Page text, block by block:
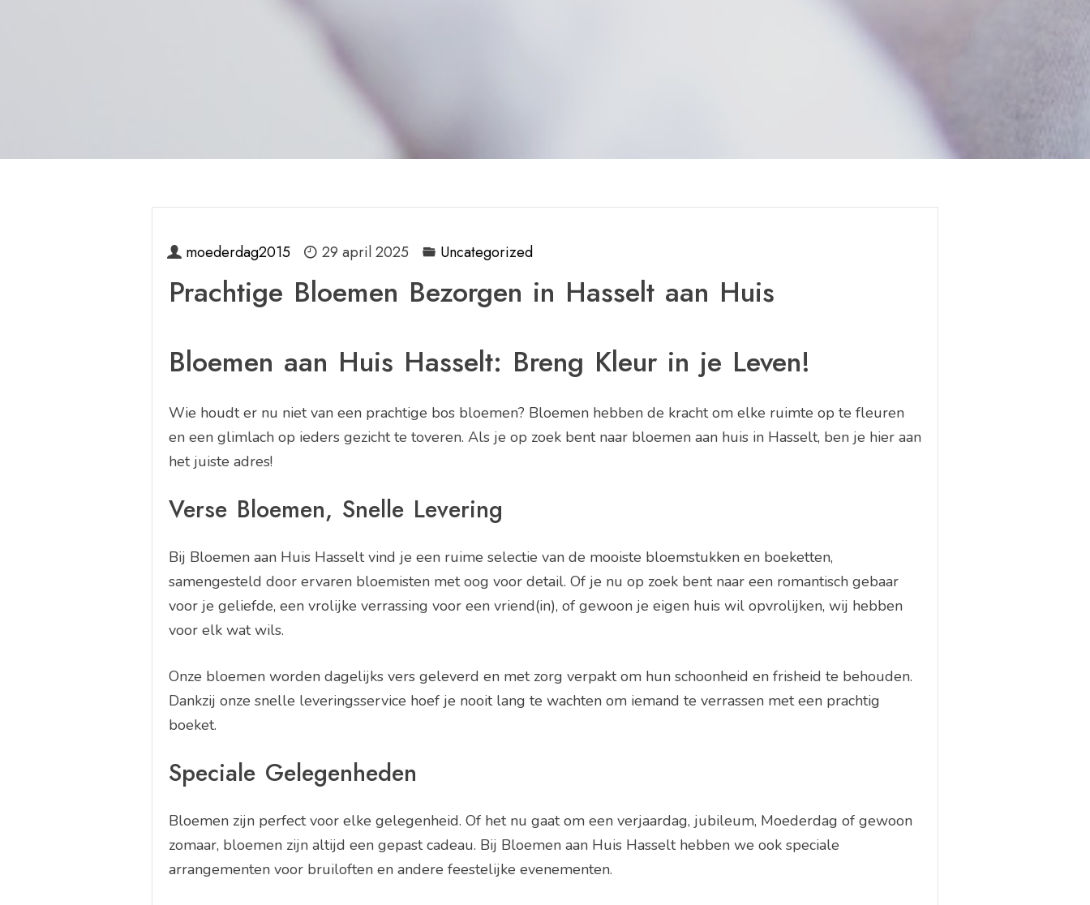
moederdag2015 29 april 2025 Uncategorized
Prachtige Bloemen Bezorgen in Hasselt aan Huis
Bloemen aan Huis Hasselt: Breng Kleur in je Leven!
Wie houdt er nu niet van een prachtige bos bloemen? Bloemen hebben de kracht om elke ruimte op te fleuren
en een glimlach op ieders gezicht te toveren. Als je op zoek bent naar bloemen aan huis in Hasselt, ben je hier aan
het juiste adres!
Verse Bloemen, Snelle Levering
Bij Bloemen aan Huis Hasselt vind je een ruime selectie van de mooiste bloemstukken en boeketten,
samengesteld door ervaren bloemisten met oog voor detail. Of je nu op zoek bent naar een romantisch gebaar
voor je geliefde, een vrolijke verrassing voor een vriend(in), of gewoon je eigen huis wil opvrolijken, wij hebben
voor elk wat wils.
Onze bloemen worden dagelijks vers geleverd en met zorg verpakt om hun schoonheid en frisheid te behouden.
Dankzij onze snelle leveringsservice hoef je nooit lang te wachten om iemand te verrassen met een prachtig
boeket.
Speciale Gelegenheden
Bloemen zijn perfect voor elke gelegenheid. Of het nu gaat om een verjaardag, jubileum, Moederdag of gewoon
zomaar, bloemen zijn altijd een gepast cadeau. Bij Bloemen aan Huis Hasselt hebben we ook speciale
arrangementen voor bruiloften en andere feestelijke evenementen.